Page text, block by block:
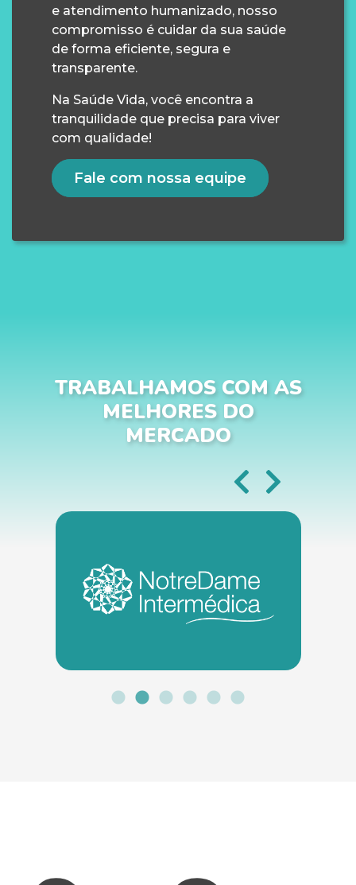
e atendimento humanizado, nosso
compromisso é cuidar da sua saúde
de forma eficiente, segura e
transparente.
Na Saúde Vida, você encontra a
tranquilidade que precisa para viver
com qualidade!
Fale com nossa equipe
TRABALHAMOS COM AS
MELHORES DO
MERCADO